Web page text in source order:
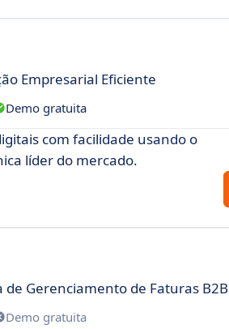
Empresarial Eficiente
Demo gratuita
com facilidade usando o
líder do mercado.
Gerenciamento de Faturas B2B
Demo gratuita